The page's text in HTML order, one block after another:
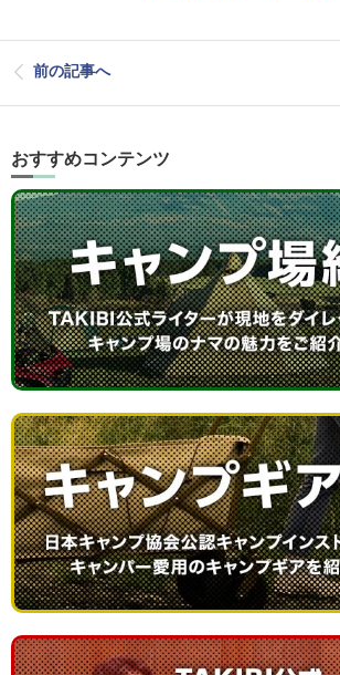
前の記事へ
おすすめコンテンツ